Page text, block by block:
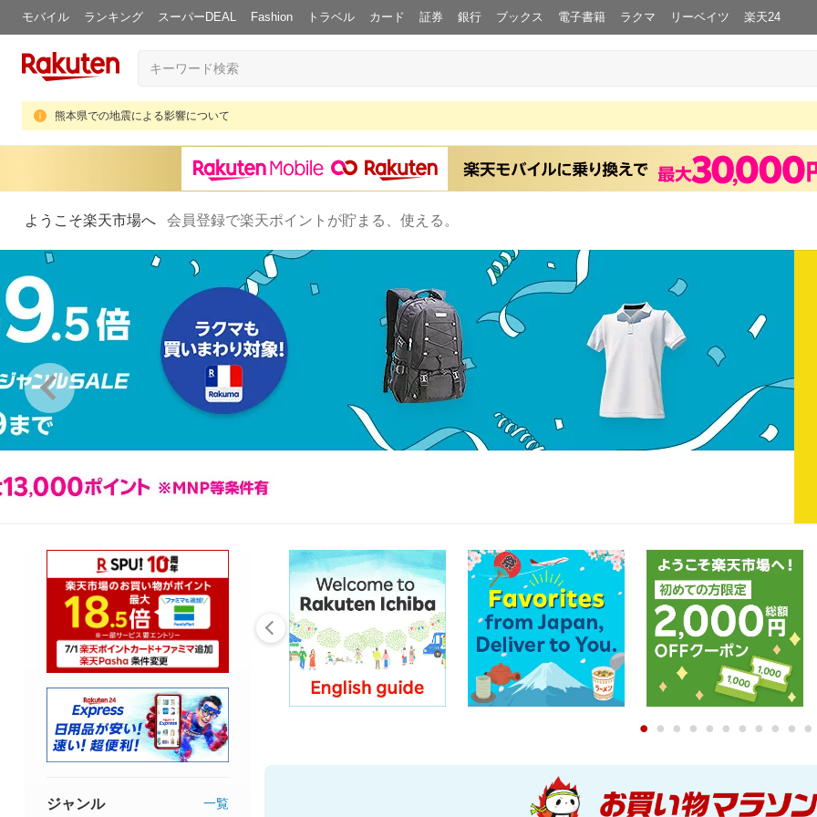
モバイル ランキング スーパーDEAL Fashion トラベル カード 証券 銀行 ブックス 電子書籍 ラクマ リーベイツ 楽天24
熊本県での地震による影響について
ようこそ楽天市場へ 会員登録で楽天ポイントが貯まる、使える。
0 1 2 3 4 5 6 7 8 9
ジャンル 一覧